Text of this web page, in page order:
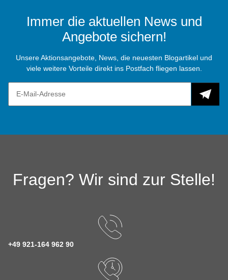
Immer die aktuellen News und
Angebote sichern!
Unsere Aktionsangebote, News, die neuesten Blogartikel und
viele weitere Vorteile direkt ins Postfach fliegen lassen.
Fragen? Wir sind zur Stelle!
+49 921-164 962 90